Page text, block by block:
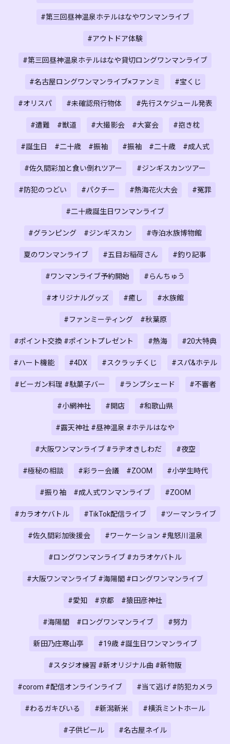
#第三回昼神温泉ホテルはなやワンマンライブ
#アウトドア体験
#第三回昼神温泉ホテルはなや貸切ロングワンマンライブ
#名古屋ロングワンマンライブ×ファンミ #宝くじ
#オリスパ #未確認飛行物体 #先行スケジュール発表
#遭難 #獣道 #大撮影会 #大宴会 #抱き枕
#誕生日 #二十歳 #振袖 #振袖 #二十歳 #成人式
#佐久間彩加と食い倒れツアー #ジンギスカンツアー
#防犯のつどい #パクチー #熱海花火大会 #冤罪
#二十歳誕生日ワンマンライブ
#グランピング #ジンギスカン #寺泊水族博物館
夏のワンマンライブ #五目お稲荷さん #釣り記事
#ワンマンライブ予約開始 #らんちゅう
#オリジナルグッズ #癒し #水族館
#ファンミーティング #秋葉原
#ポイント交換 #ポイントプレゼント #熱海 #20大特典
#ハート機能 #4DX #スクラッチくじ #スパ&ホテル
#ビーガン料理 #駄菓子バー #ランプシェード #不審者
#小網神社 #開店 #和歌山県
#露天神社 #昼神温泉 #ホテルはなや
#大阪ワンマンライブ #ラヂオきしわだ #夜空
#極秘の相談 #彩ラー会議 #ZOOM #小学生時代
#振り袖 #成人式ワンマンライブ #ZOOM
#カラオケバトル #TikTok配信ライブ #ツーマンライブ
#佐久間彩加後援会 #ワーケーション #鬼怒川温泉
#ロングワンマンライブ #カラオケバトル
#大阪ワンマンライブ #海陽閣 #ロングワンマンライブ
#愛知 #京都 #猿田彦神社
#海陽閣 #ロングワンマンライブ #努力
新田乃庄寒山亭 #19歳 #誕生日ワンマンライブ
#スタジオ練習 #新オリジナル曲 #新物販
#corom #配信オンラインライブ #当て逃げ #防犯カメラ
#わるガキびいる #新潟新米 #横浜ミントホール
#子供ビール #名古屋ネイル